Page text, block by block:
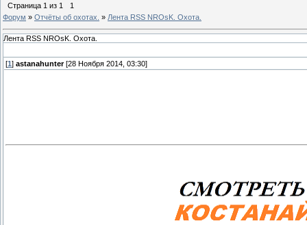
Страница 1 из 1
1
Форум » Отчёты об охотах. » Лента RSS NROsK. Охота.
Лента RSS NROsK. Охота.
[1 ] astanahunter[28 Ноября 2014, 03:30]